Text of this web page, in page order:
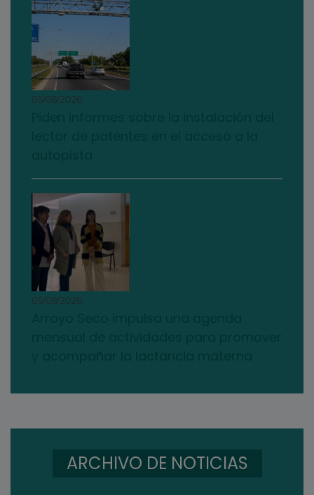
05/08/2026
05/08/2026
ARCHIVO DE NOTICIAS